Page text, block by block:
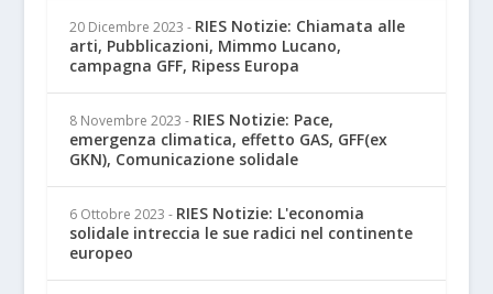
20 Dicembre 2023 - RIES Notizie: Chiamata alle
arti, Pubblicazioni, Mimmo Lucano,
campagna GFF, Ripess Europa
8 Novembre 2023 - RIES Notizie: Pace,
emergenza climatica, effetto GAS, GFF(ex
GKN), Comunicazione solidale
6 Ottobre 2023 - RIES Notizie: L'economia
solidale intreccia le sue radici nel continente
europeo